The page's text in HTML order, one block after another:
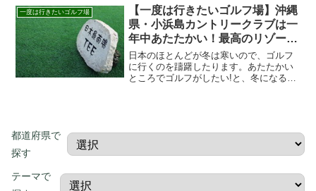
す。この個性的なコースで、あなたの技
術を試しませんか？
一度は行きたいゴルフ場
【一度は行きたいゴルフ場】沖縄
県・小浜島カントリークラブは一
年中あたたかい！最高のリゾート
ゴルフが楽しめる！
日本のほとんどが冬は寒いので、ゴルフ
に行くのを躊躇したります。あたたかい
ところでゴルフがしたい!と、冬になると
都道府県で
探す
テーマで